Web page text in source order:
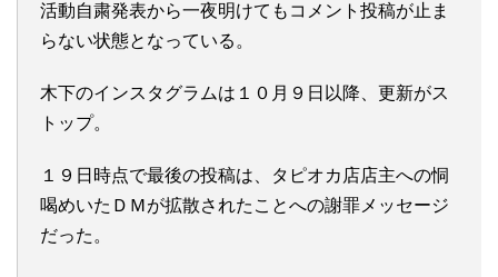
活動自粛発表から一夜明けてもコメント投稿が止ま
らない状態となっている。
木下のインスタグラムは１０月９日以降、更新がス
トップ。
１９日時点で最後の投稿は、タピオカ店店主への恫
喝めいたＤＭが拡散されたことへの謝罪メッセージ
だった。